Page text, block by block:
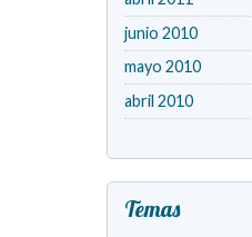
junio 2010
mayo 2010
abril 2010
Temas